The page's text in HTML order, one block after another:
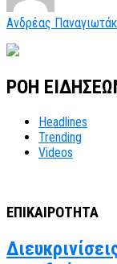
Ανδρέας
ΡΟΗ
Headlines
Trending
Videos
ΕΠΙΚΑΙΡΟΤΗΤΑ